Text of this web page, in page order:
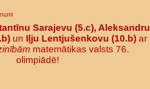
Sarajevu (5.c), Aleksandru
un Iļju Lentjušenkovu (10.b) ar
matemātikas valsts 76.
olimpiādē!